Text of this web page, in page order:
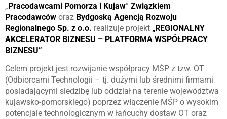
„Pracodawcami Pomorza i Kujaw” Związkiem
Pracodawców oraz Bydgoską Agencją Rozwoju
Regionalnego Sp. z o.o. realizuje projekt „REGIONALNY
AKCELERATOR BIZNESU – PLATFORMA WSPÓŁPRACY
BIZNESU”
Celem projekt jest rozwijanie współpracy MŚP z tzw. OT
(Odbiorcami Technologii – tj. dużymi lub średnimi firmami
posiadającymi siedzibę lub oddział na terenie województwa
kujawsko-pomorskiego) poprzez włączenie MŚP o wysokim
potencjale technologicznym w łańcuchy dostaw OT oraz